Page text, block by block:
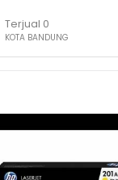
Terjual 0
KOTA BANDUNG